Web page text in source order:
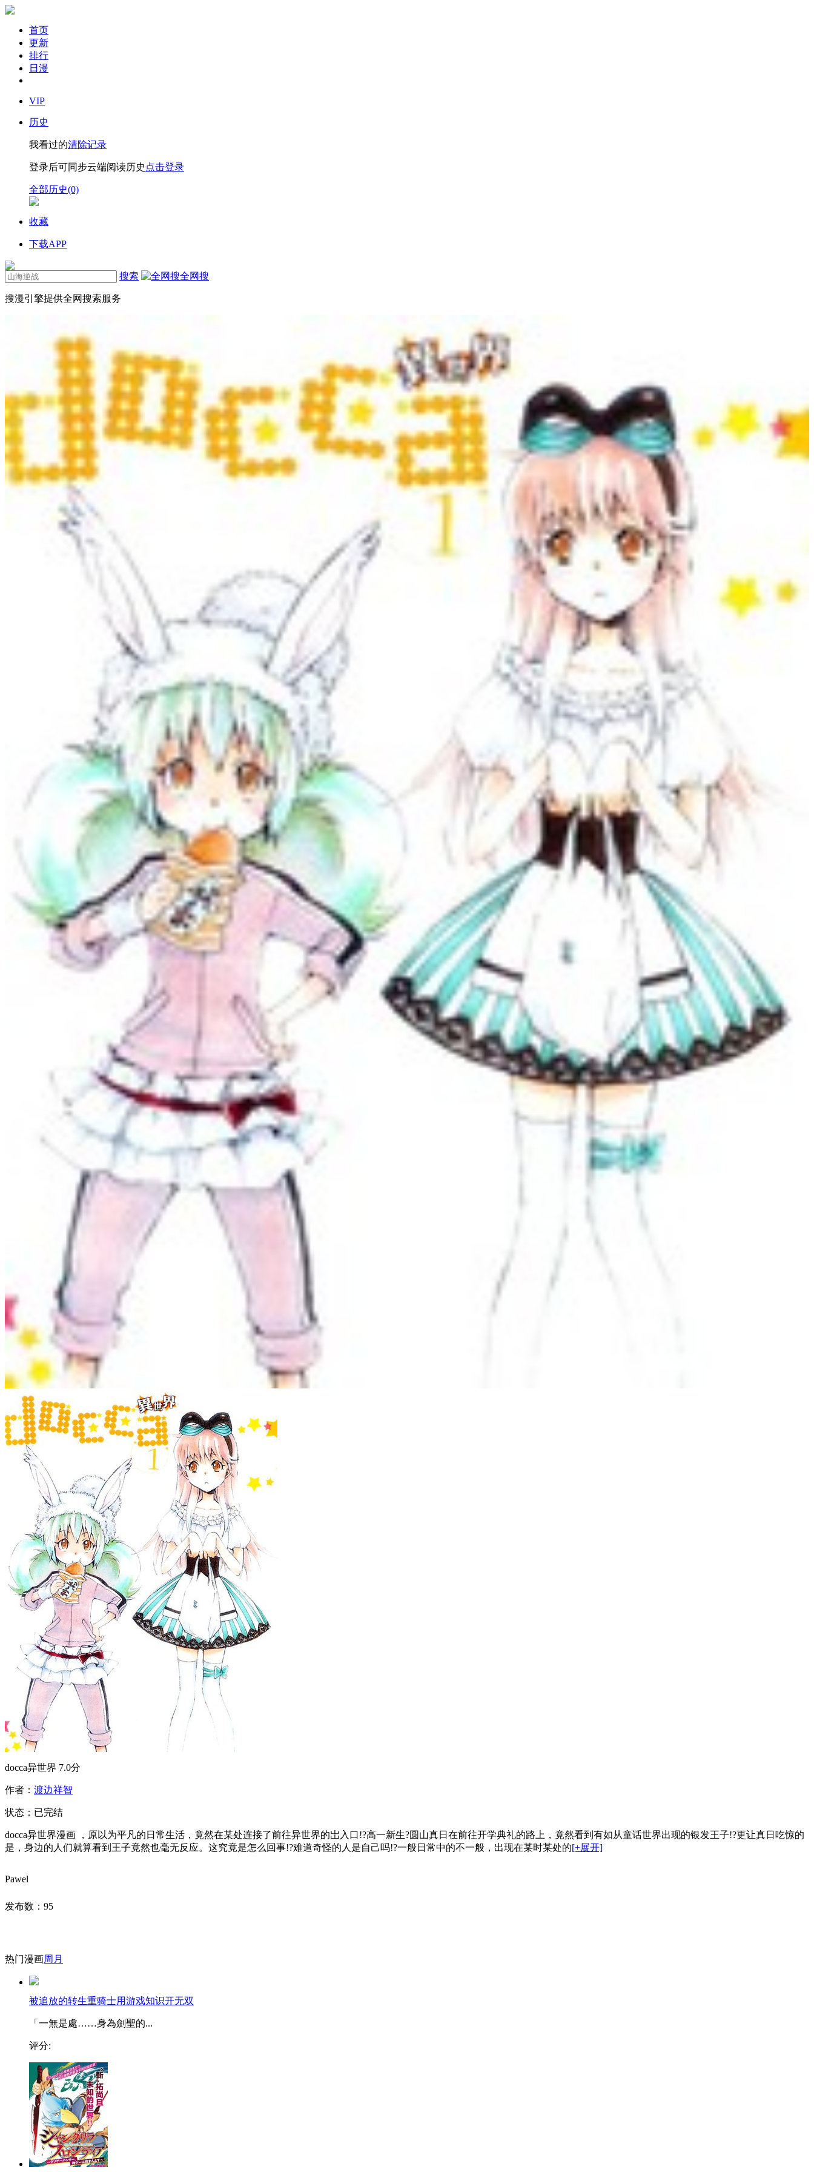
首页
更新
排行
日漫
VIP
历史
我看过的清除记录
登录后可同步云端阅读历史 点击登录
全部历史(0)
收藏
下载APP
搜索 全网搜
搜漫引擎提供全网搜索服务
docca异世界 7.0分
作者： 渡边祥智
状态： 已完结
docca异世界漫画 ，原以为平凡的日常生活，竟然在某处连接了前往异世界的岀入口!?高一新生?圆山真日在前往开学典礼的路上，竟然看到有如从童话世界出现的银发王子!?更让真日吃惊的
是，身边的人们就算看到王子竟然也毫无反应。这究竟是怎么回事!?难道奇怪的人是自己吗!?一般日常中的不一般，出现在某时某处的[+展开]
Pawel
发布数： 95
热门漫画周 月
被追放的转生重骑士用游戏知识开无双
「一無是處……身為劍聖的...
评分: